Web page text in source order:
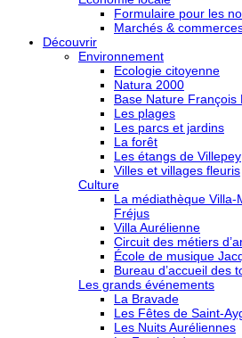
Formulaire pour les
Marchés &
Découvrir
Environnement
Ecologie citoyenne
Natura 2000
Base Nature François
Les plages
Les parcs et jardins
La forêt
Les étangs de Villepey
Villes et villages fleuris
Culture
La médiathèque
Fréjus
Villa Aurélienne
Circuit des métiers
École de musique
Bureau d’accueil des
Les grands événements
La Bravade
Les Fêtes de Saint-
Les Nuits Auréliennes